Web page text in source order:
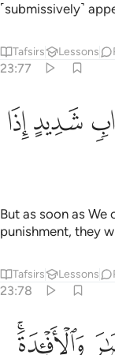
˹submissively˺
Tafsirs Lessons
23:77
٧٧
فِيهِ مُبْلِسُونَ ٧٧
ﱞﱟ
But as soon as
punishment, they
Tafsirs Lessons
23:78
ما تشكرون ٧٨
قَلِيلًۭا مَّا تَشْكُرُونَ
ﱪﱫ